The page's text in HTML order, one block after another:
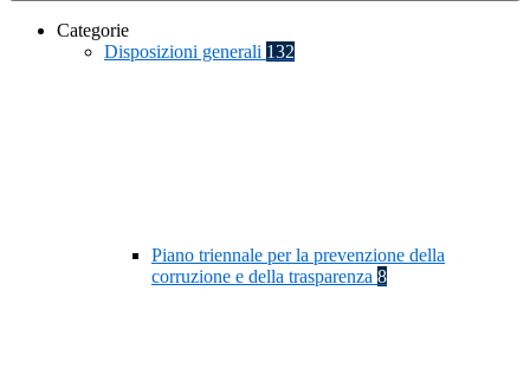
Categorie
Disposizioni generali 132
Piano triennale per la prevenzione della
corruzione e della trasparenza 8